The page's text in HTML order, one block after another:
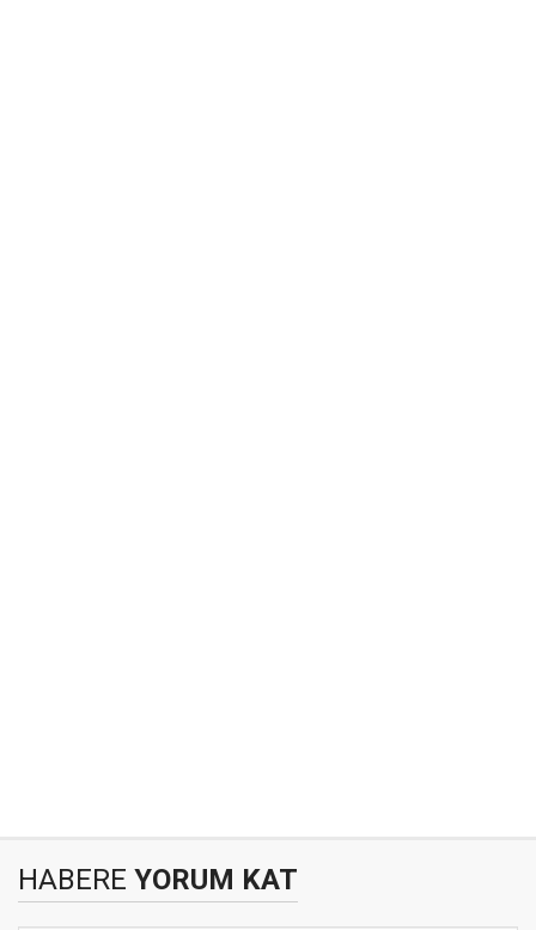
HABERE YORUM KAT